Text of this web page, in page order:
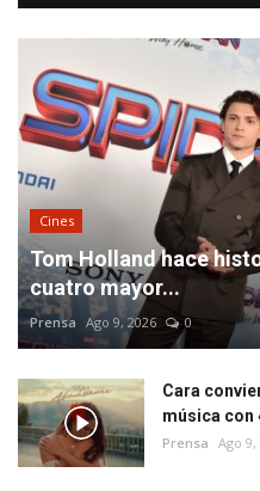
Cines
Tom Holland hace
cuatro mayor...
Prensa Ago 9, 2026 0
Cara
música con
Prensa Ago 9,